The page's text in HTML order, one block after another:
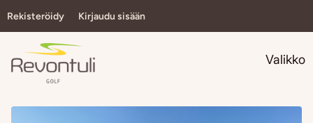
Rekisteröidy Kirjaudu sisään
Valikko